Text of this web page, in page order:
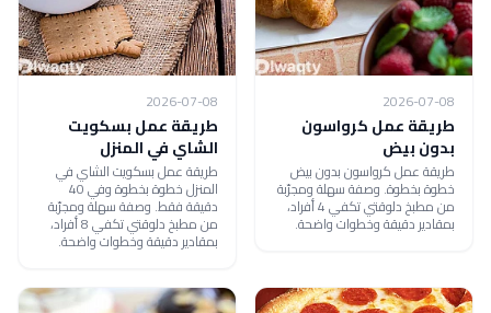
2026-07-08
طريقة عمل كرواسون
بدون بيض
طريقة عمل كرواسون بدون بيض
خطوة بخطوة. وصفة سهلة ومجرّبة
من مطبخ دلوقتي تكفي 4 أفراد،
بمقادير دقيقة وخطوات واضحة.
2026-07-08
طريقة عمل بسكويت
الشاي في المنزل
طريقة عمل بسكويت الشاي في
المنزل خطوة بخطوة وفي 40
دقيقة فقط. وصفة سهلة ومجرّبة
من مطبخ دلوقتي تكفي 8 أفراد،
بمقادير دقيقة وخطوات واضحة.